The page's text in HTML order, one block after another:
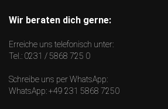
Wir beraten dich gerne:
Erreiche uns telefonisch unter:
Tel.: 0231 / 5868 725 0
Schreibe uns per WhatsApp:
WhatsApp:+49 231 5868 7250